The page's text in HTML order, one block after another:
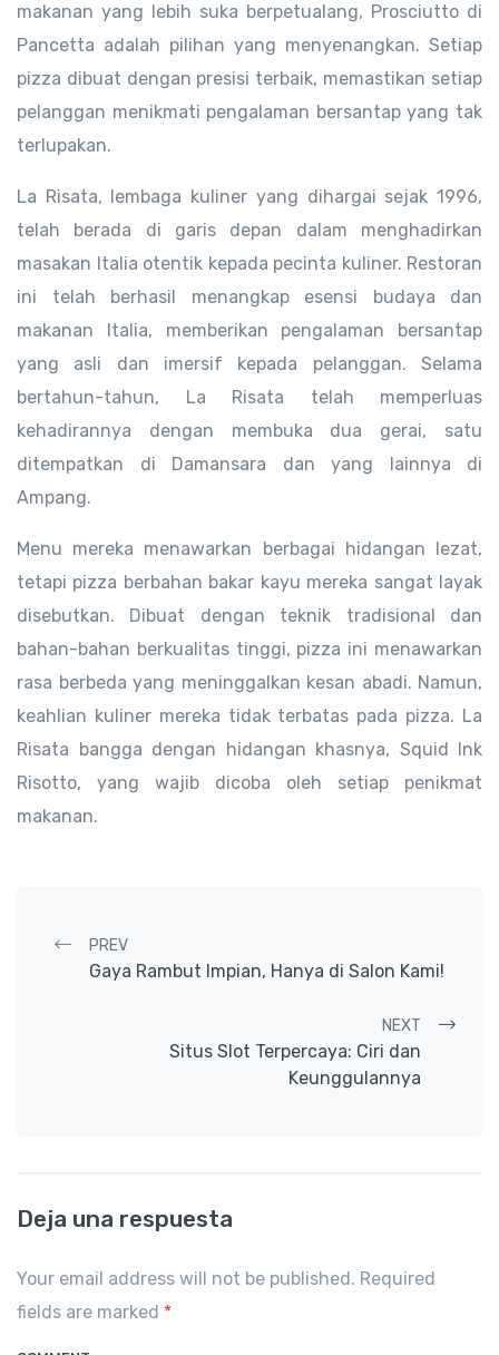
makanan yang lebih suka berpetualang, Prosciutto di
Pancetta adalah pilihan yang menyenangkan. Setiap
pizza dibuat dengan presisi terbaik, memastikan setiap
pelanggan menikmati pengalaman bersantap yang tak
terlupakan.
La Risata, lembaga kuliner yang dihargai sejak 1996,
telah berada di garis depan dalam menghadirkan
masakan Italia otentik kepada pecinta kuliner. Restoran
ini telah berhasil menangkap esensi budaya dan
makanan Italia, memberikan pengalaman bersantap
yang asli dan imersif kepada pelanggan. Selama
bertahun-tahun, La Risata telah memperluas
kehadirannya dengan membuka dua gerai, satu
ditempatkan di Damansara dan yang lainnya di
Ampang.
Menu mereka menawarkan berbagai hidangan lezat,
tetapi pizza berbahan bakar kayu mereka sangat layak
disebutkan. Dibuat dengan teknik tradisional dan
bahan-bahan berkualitas tinggi, pizza ini menawarkan
rasa berbeda yang meninggalkan kesan abadi. Namun,
keahlian kuliner mereka tidak terbatas pada pizza. La
Risata bangga dengan hidangan khasnya, Squid Ink
Risotto, yang wajib dicoba oleh setiap penikmat
makanan.
Post navigation
PREV
Gaya Rambut Impian, Hanya di Salon Kami!
NEXT
Situs Slot Terpercaya: Ciri dan
Keunggulannya
Deja una respuesta
Your email address will not be published. Required
fields are marked *